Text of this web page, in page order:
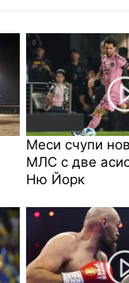
Меси счупи
МЛС с две
Ню Йорк